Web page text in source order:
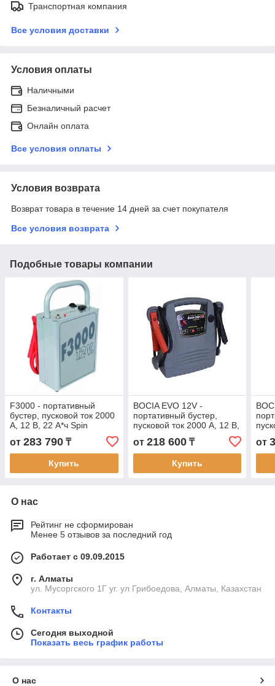
Транспортная компания
Все условия доставки
Условия оплаты
Наличными
Безналичный расчет
Онлайн оплата
Все условия оплаты
Условия возврата
Возврат товара в течение 14 дней за счет покупателя
Все условия возврата
Подобные товары компании
F3000 - портативный
бустер, пусковой ток 2000
А, 12 B, 22 А*ч Spin
03.015.00 (Италия)
от 283 790 ₸
Купить
BOCIA EVO 12V -
портативный бустер,
пусковой ток 2000 А, 12 В,
22 А*ч Spin 03.015.03
(Италия)
от 218 600₸
Купить
от
О нас
Рейтинг не сформирован
Менее 5 отзывов за последний год
Работает с 09.09.2015
г. Алматы
ул. Мусоргского 1Г уг. ул Грибоедова, Алматы, Казахстан
Контакты
Сегодня выходной
Показать весь график работы
О нас